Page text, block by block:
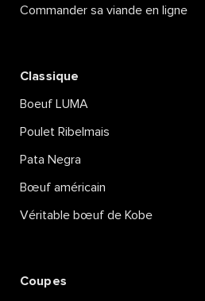
Commander sa viande en ligne
Classique
Boeuf LUMA
Poulet Ribelmais
Pata Negra
Bœuf américain
Véritable bœuf de Kobe
Coupes